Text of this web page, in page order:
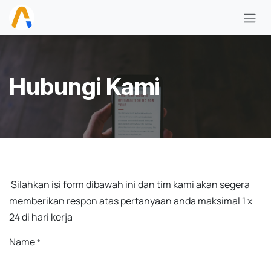
Skip ke Konten
Hubungi Kami
Silahkan isi form dibawah ini dan tim kami akan segera
memberikan respon atas pertanyaan anda maksimal 1 x
24 di hari kerja
Name*